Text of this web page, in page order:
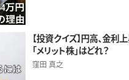
【投資クイズ】円高、金利
「メリット株」はどれ？
窪田 真之